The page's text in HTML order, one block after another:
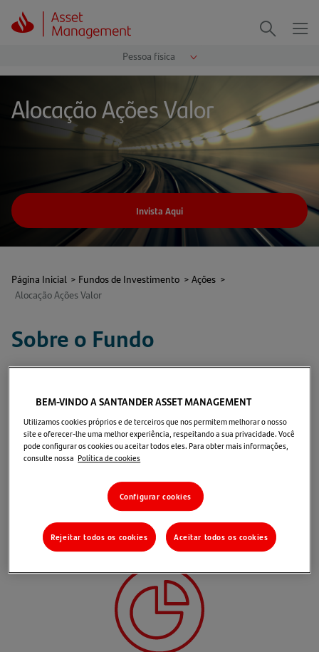
Alocação Ações Valor
Invista Aqui
Página Inicial > Fundos de Investimento > Ações >
Alocação Ações Valor
Sobre o Fundo
oferecer acesso a fundos dos principais gestores do
mercado que invistam em ativos de renda variável com
alto potencial de valorização, isto é, cujo valor da
ações negociadas esteja abaixo do preço justo
Motivos para investir
BEM-VINDO A SANTANDER ASSET MANAGEMENT
Utilizamos cookies próprios e de terceiros que nos permitem melhorar o nosso
site e oferecer-lhe uma melhor experiência, respeitando a sua privacidade. Você
pode configurar os cookies ou aceitar todos eles. Para obter mais informações,
consulte nossa Política de cookies
Configurar cookies
Rejeitar todos os cookies Aceitar todos os cookies